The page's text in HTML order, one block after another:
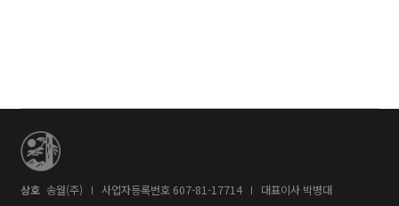
상호 송월(주) 사업자등록번호 607-81-17714 대표이사 박병대